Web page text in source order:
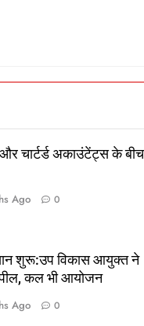
चार्टर्ड अकाउंटेंट्स के बीच
Ago 0
शुरू:उप विकास आयुक्त ने
कल भी आयोजन
Ago 0